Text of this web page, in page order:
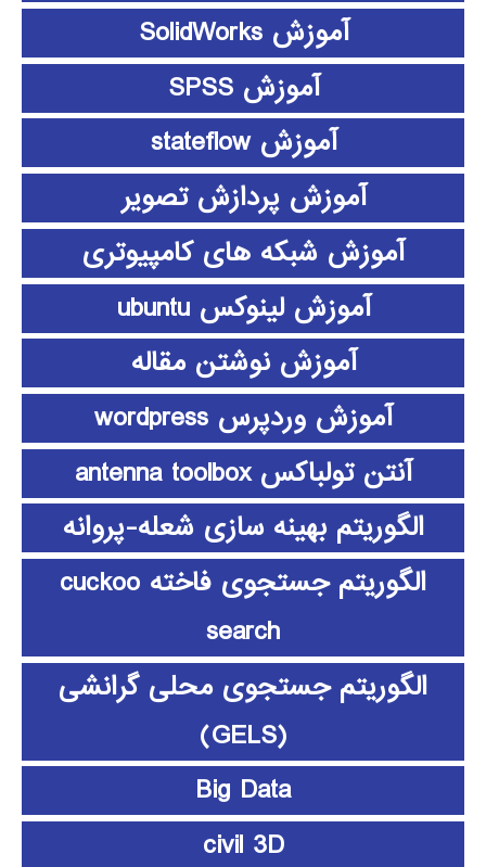
آموزش SolidWorks
آموزش SPSS
آموزش stateflow
آموزش پردازش تصویر
آموزش شبکه های کامپیوتری
آموزش لینوکس ubuntu
آموزش نوشتن مقاله
آموزش وردپرس wordpress
آنتن تولباکس antenna toolbox
الگوریتم بهینه سازی شعله-پروانه
الگوریتم جستجوی فاخته cuckoo
search
الگوریتم جستجوی محلی گرانشی
(GELS)
Big Data
civil 3D